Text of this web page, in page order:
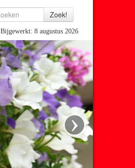
Bijgewerkt: 8 augustus 2026
›